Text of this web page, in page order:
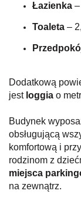
Łazienka –
Toaleta –
Dodatkową
jest loggia o
Budynek
obsługującą
komfortową i
rodzinom z
miejsca
na zewnątrz.